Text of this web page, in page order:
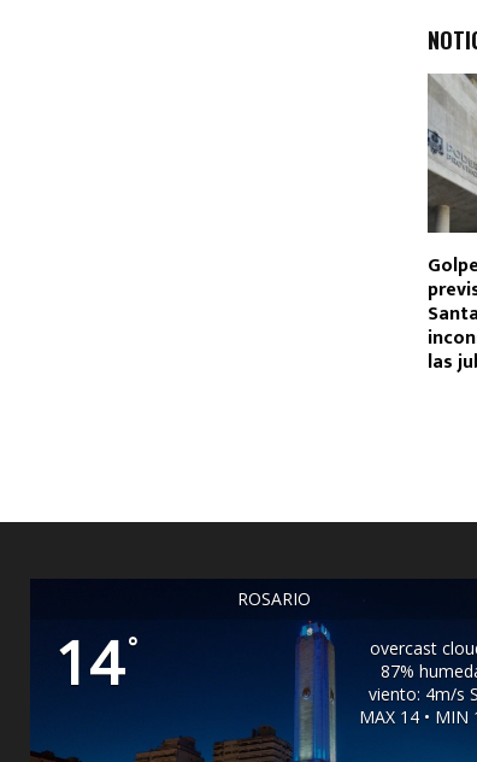
las
ROSARIO
14°
overcast
87%
viento: 4m/s
MAX 14 • MIN